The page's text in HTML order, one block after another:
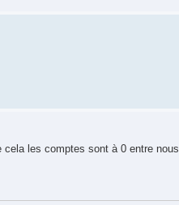
cela les comptes sont à 0 entre